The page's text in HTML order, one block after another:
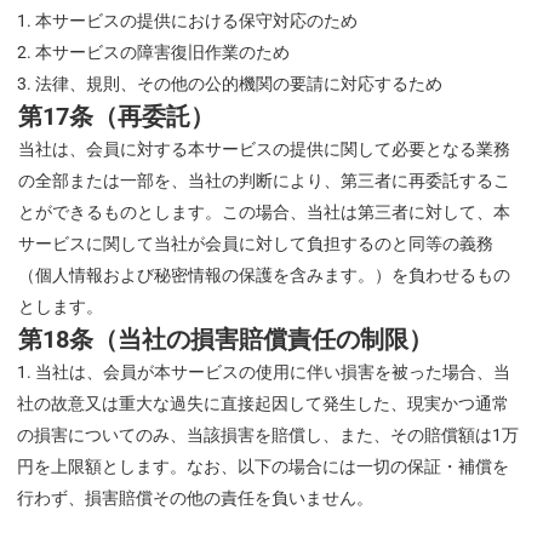
本サービスの提供における保守対応のため
本サービスの障害復旧作業のため
法律、規則、その他の公的機関の要請に対応するため
第17条（再委託）
当社は、会員に対する本サービスの提供に関して必要となる業務
の全部または一部を、当社の判断により、第三者に再委託するこ
とができるものとします。この場合、当社は第三者に対して、本
サービスに関して当社が会員に対して負担するのと同等の義務
（個人情報および秘密情報の保護を含みます。）を負わせるもの
とします。
第18条（当社の損害賠償責任の制限）
当社は、会員が本サービスの使用に伴い損害を被った場合、当
社の故意又は重大な過失に直接起因して発生した、現実かつ通常
の損害についてのみ、当該損害を賠償し、また、その賠償額は1万
円を上限額とします。なお、以下の場合には一切の保証・補償を
行わず、損害賠償その他の責任を負いません。